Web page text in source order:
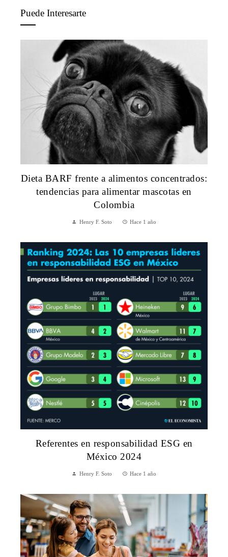
Puede Interesarte
Dieta BARF frente a alimentos concentrados:
tendencias para alimentar mascotas en
Colombia
Henry F. Soto Hace 1 año
Referentes en responsabilidad ESG en
México 2024
Henry F. Soto Hace 1 año